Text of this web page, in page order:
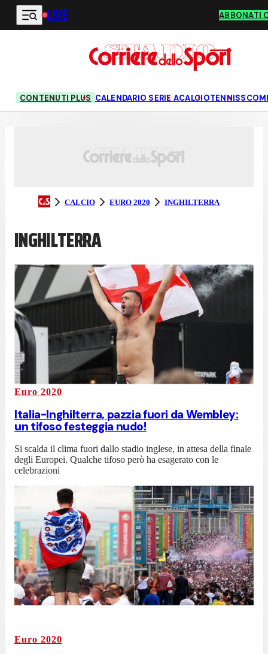
Vai al contenuto principale
LIVE ABBONATI
CONTENUTI PLUS CALENDARIO SERIE ACALCIOTENNIS
CALCIO EURO 2020 INGHILTERRA
INGHILTERRA
Euro 2020
Italia-Inghilterra, pazzia fuori da Wembley:
un tifoso festeggia nudo!
Si scalda il clima fuori dallo stadio inglese, in attesa della finale
degli Europei. Qualche tifoso però ha esagerato con le
celebrazioni
Euro 2020